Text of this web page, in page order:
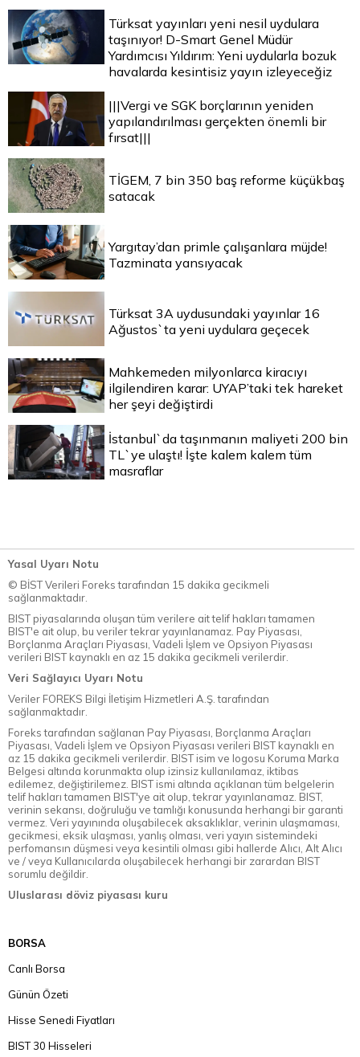
Türksat yayınları yeni nesil uydulara
taşınıyor! D-Smart Genel Müdür
Yardımcısı Yıldırım: Yeni uydularla bozuk
havalarda kesintisiz yayın izleyeceğiz
|||Vergi ve SGK borçlarının yeniden
yapılandırılması gerçekten önemli bir
fırsat|||
TİGEM, 7 bin 350 baş reforme küçükbaş
satacak
Yargıtay’dan primle çalışanlara müjde!
Tazminata yansıyacak
Türksat 3A uydusundaki yayınlar 16
Ağustos`ta yeni uydulara geçecek
Mahkemeden milyonlarca kiracıyı
ilgilendiren karar: UYAP’taki tek hareket
her şeyi değiştirdi
İstanbul`da taşınmanın maliyeti 200 bin
TL`ye ulaştı! İşte kalem kalem tüm
masraflar
Yasal Uyarı Notu
© BİST Verileri Foreks tarafından 15 dakika gecikmeli
sağlanmaktadır.
BIST piyasalarında oluşan tüm verilere ait telif hakları tamamen
BIST'e ait olup, bu veriler tekrar yayınlanamaz. Pay Piyasası,
Borçlanma Araçları Piyasası, Vadeli İşlem ve Opsiyon Piyasası
verileri BIST kaynaklı en az 15 dakika gecikmeli verilerdir.
Veri Sağlayıcı Uyarı Notu
Veriler FOREKS Bilgi İletişim Hizmetleri A.Ş. tarafından
sağlanmaktadır.
Foreks tarafından sağlanan Pay Piyasası, Borçlanma Araçları
Piyasası, Vadeli İşlem ve Opsiyon Piyasası verileri BIST kaynaklı en
az 15 dakika gecikmeli verilerdir. BIST isim ve logosu Koruma Marka
Belgesi altında korunmakta olup izinsiz kullanılamaz, iktibas
edilemez, değiştirilemez. BIST ismi altında açıklanan tüm belgelerin
telif hakları tamamen BIST'ye ait olup, tekrar yayınlanamaz. BIST,
verinin sekansı, doğruluğu ve tamlığı konusunda herhangi bir garanti
vermez. Veri yayınında oluşabilecek aksaklıklar, verinin ulaşmaması,
gecikmesi, eksik ulaşması, yanlış olması, veri yayın sistemindeki
perfomansın düşmesi veya kesintili olması gibi hallerde Alıcı, Alt Alıcı
ve / veya Kullanıcılarda oluşabilecek herhangi bir zarardan BIST
sorumlu değildir.
Uluslarası döviz piyasası kuru
BORSA
Canlı Borsa
Günün Özeti
Hisse Senedi Fiyatları
BIST 30 Hisseleri